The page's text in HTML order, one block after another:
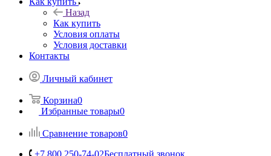
Назад
Как купить
Условия оплаты
Условия доставки
Контакты
Личный кабинет
Корзина0
Избранные товары0
Сравнение товаров0
+7 800 250-74-02Бесплатный звонок